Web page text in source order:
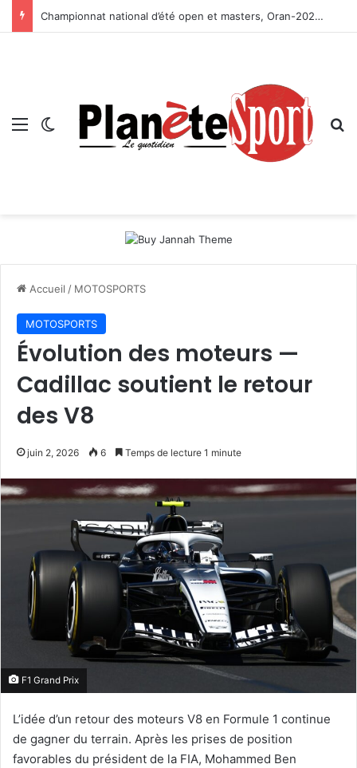
Championnat national d’été open et masters, Oran-2026 — Le CRB s’adjuge le titre
Menu Switch skin
Accueil / MOTOSPORTS
MOTOSPORTS
Évolution des moteurs —
Cadillac soutient le retour
des V8
juin 2, 2026 6 Temps de lecture 1 minute
F1 Grand Prix
L’idée d’un retour des moteurs V8 en Formule 1 continue
de gagner du terrain. Après les prises de position
favorables du président de la FIA, Mohammed Ben